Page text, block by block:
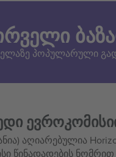
პოპულარული
აღიარებულია
წინადადების ნომრით